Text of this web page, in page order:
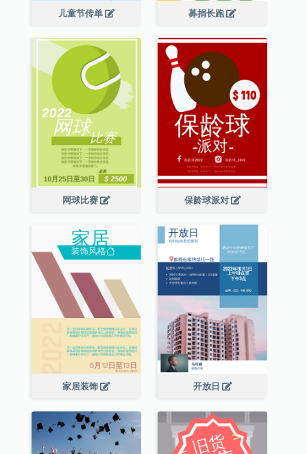
儿童节传单 募捐长跑
网球比赛 保龄球派对
家居装饰 开放日